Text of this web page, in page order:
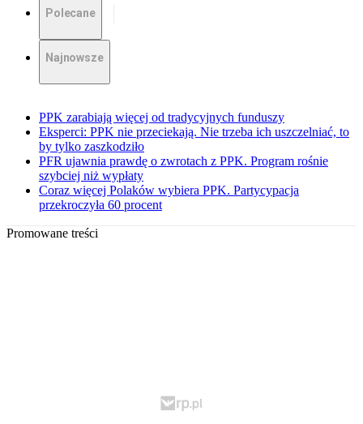
Polecane
Najnowsze
PPK zarabiają więcej od tradycyjnych funduszy
Eksperci: PPK nie przeciekają. Nie trzeba ich uszczelniać, to
by tylko zaszkodziło
PFR ujawnia prawdę o zwrotach z PPK. Program rośnie
szybciej niż wypłaty
Coraz więcej Polaków wybiera PPK. Partycypacja
przekroczyła 60 procent
Promowane treści